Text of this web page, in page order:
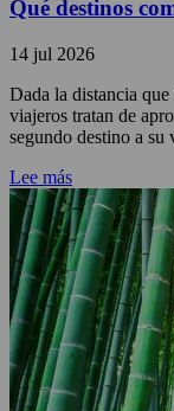
Qué destinos
14 jul 2026
Dada la distancia
viajeros tratan de
segundo destino a
Lee más